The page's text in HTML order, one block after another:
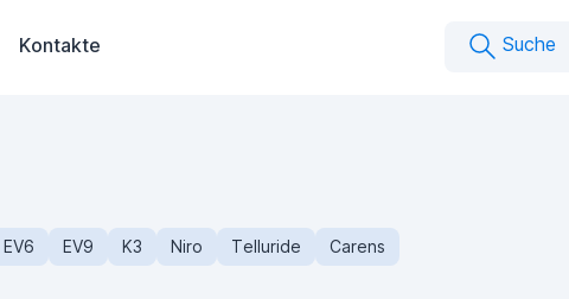
Kontakte Suche
EV6 EV9 K3 Niro Telluride Carens